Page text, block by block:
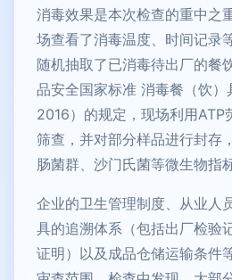
消毒效果是本次检查的重中之
场查看了消毒温度、时间记录
随机抽取了已消毒待出厂的餐
品安全国家标准 消毒餐（饮
2016）的规定，现场利用ATP
筛查，并对部分样品进行封存
肠菌群、沙门氏菌等微生物指
企业的卫生管理制度、从业人
具的追溯体系（包括出厂检验
证明）以及成品仓储运输条件